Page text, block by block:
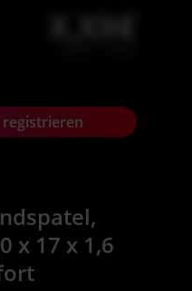
X,XX€
registrieren
x 17 x 1,6